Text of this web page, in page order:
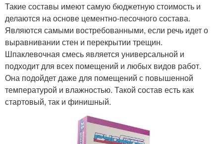
Такие составы имеют самую бюджетную стоимость и
делаются на основе цементно-песочного состава.
Являются самыми востребованными, если речь идет о
выравнивании стен и перекрытии трещин.
Шпаклевочная смесь является универсальной и
подходит для всех помещений и любых видов работ.
Она подойдет даже для помещений с повышенной
температурой и влажностью. Такой состав есть как
стартовый, так и финишный.